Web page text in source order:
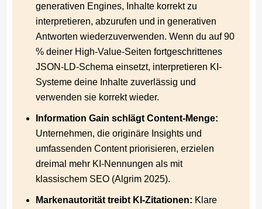
generativen Engines, Inhalte korrekt zu
interpretieren, abzurufen und in generativen
Antworten wiederzuverwenden. Wenn du auf 90
% deiner High-Value-Seiten fortgeschrittenes
JSON-LD-Schema einsetzt, interpretieren KI-
Systeme deine Inhalte zuverlässig und
verwenden sie korrekt wieder.
Information Gain schlägt Content-Menge:
Unternehmen, die originäre Insights und
umfassenden Content priorisieren, erzielen
dreimal mehr KI-Nennungen als mit
klassischem SEO (Algrim 2025).
Markenautorität treibt KI-Zitationen: Klare